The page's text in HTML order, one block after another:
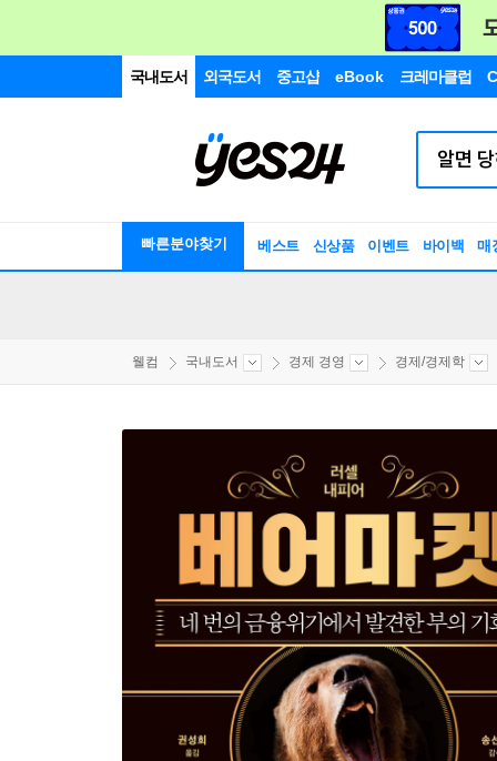
국내도서 외국도서 중고샵 eBook 크레마클럽
빠른분야찾기 베스트 신상품 이벤트 바이백 매
웰컴 국내도서 경제 경영 경제/경제학